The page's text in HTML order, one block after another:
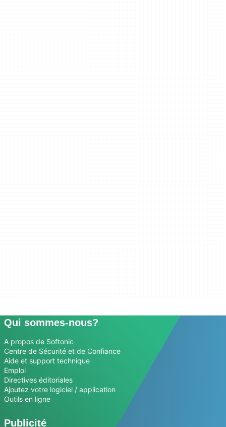
Qui sommes-nous?
A propos de Softonic
Centre de Sécurité et de Confiance
Aide et support technique
Emploi
Directives éditoriales
Ajoutez votre logiciel / application
Outils en ligne
Publicité